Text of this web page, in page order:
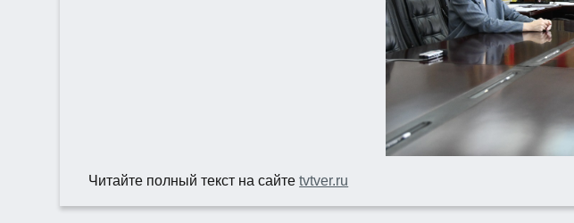
Читайте полный текст на сайтеtvtver.ru